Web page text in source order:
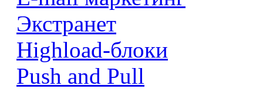
Экстранет
Highload-блоки
Push and Pull